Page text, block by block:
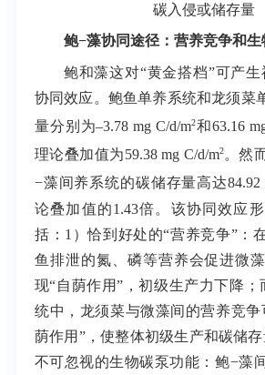
碳入侵或储存量
鲍−藻协同途径：营养竞争和生
鲍和藻这对“黄金搭档”可产生
协同效应。鲍鱼单养系统和龙须菜
量分别为–3.78 mg C/d/m2和63.16
理论叠加值为59.38 mg C/d/m2。然
−藻间养系统的碳储存量高达84.92
论叠加值的1.43倍。该协同效应
括：1）恰到好处的“营养竞争”：
鱼排泄的氮、磷等营养会促进微
现“自荫作用”，初级生产力下降；
统中，龙须菜与微藻间的营养竞争
荫作用”，使整体初级生产和碳储存
不可忽视的生物碳泵功能：鲍−藻